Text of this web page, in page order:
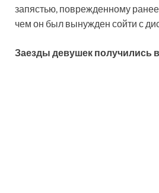
запястью, поврежденному ранее
чем он был вынужден сойти с
Заезды девушек получились